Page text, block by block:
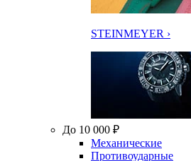
STEINMEYER ›
До 10 000 ₽
Механические
Противоударные